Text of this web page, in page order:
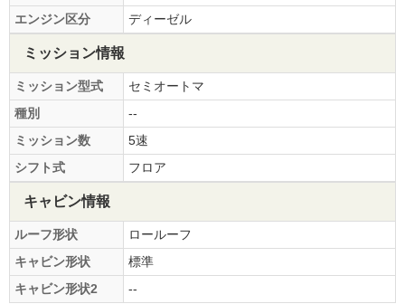
エンジン区分
ディーゼル
ミッション情報
ミッション型式
セミオートマ
種別
--
ミッション数
5速
シフト式
フロア
キャビン情報
ルーフ形状
ロールーフ
キャビン形状
標準
キャビン形状2
--